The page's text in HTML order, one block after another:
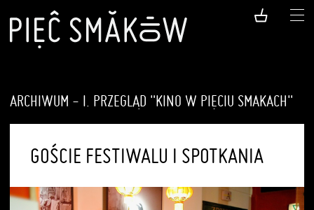
ARCHIWUM - I. PRZEGLĄD "KINO W PIĘCIU SMAKACH"
GOŚCIE FESTIWALU I SPOTKANIA